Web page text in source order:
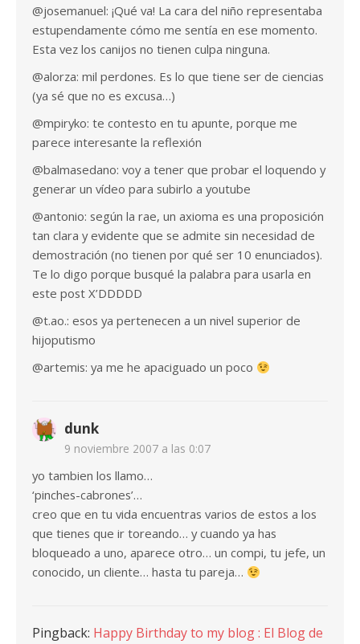
@josemanuel: ¡Qué va! La cara del niño representaba
estupendamente cómo me sentía en ese momento.
Esta vez los canijos no tienen culpa ninguna.
@alorza: mil perdones. Es lo que tiene ser de ciencias
(ya sé que no es excusa…)
@mpiryko: te contesto en tu apunte, porque me
parece interesante la reflexión
@balmasedano: voy a tener que probar el loquendo y
generar un vídeo para subirlo a youtube
@antonio: según la rae, un axioma es una proposición
tan clara y evidente que se admite sin necesidad de
demostración (no tienen por qué ser 10 enunciados).
Te lo digo porque busqué la palabra para usarla en
este post X’DDDDD
@t.ao.: esos ya pertenecen a un nivel superior de
hijoputismo
@artemis: ya me he apaciguado un poco
dunk
9 noviembre 2007 a las 0:07
yo tambien los llamo…
‘pinches-cabrones’…
creo que en tu vida encuentras varios de estos a los
que tienes que ir toreando… y cuando ya has
bloqueado a uno, aparece otro… un compi, tu jefe, un
conocido, un cliente… hasta tu pareja…
Pingback: Happy Birthday to my blog : El Blog de